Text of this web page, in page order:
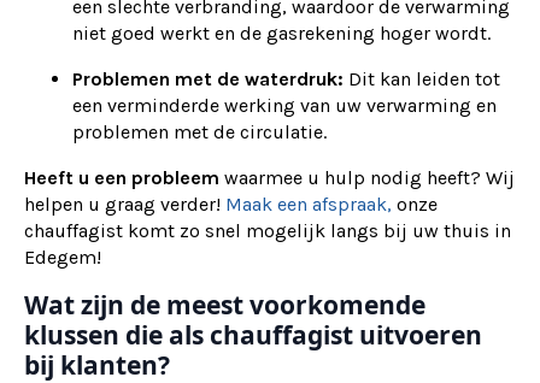
een slechte verbranding, waardoor de verwarming
niet goed werkt en de gasrekening hoger wordt.
Problemen met de waterdruk: Dit kan leiden tot
een verminderde werking van uw verwarming en
problemen met de circulatie.
Heeft u een probleem waarmee u hulp nodig heeft? Wij
helpen u graag verder! Maak een afspraak, onze
chauffagist komt zo snel mogelijk langs bij uw thuis in
Edegem!
Wat zijn de meest voorkomende
klussen die als chauffagist uitvoeren
bij klanten?